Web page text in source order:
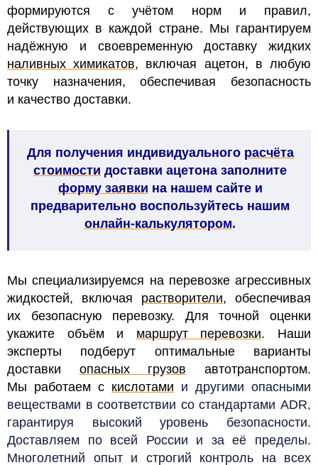
формируются с учётом норм и правил,
действующих в каждой стране. Мы гарантируем
надёжную и своевременную доставку жидких
наливных химикатов, включая ацетон, в любую
точку назначения, обеспечивая безопасность
и качество доставки.
Для получения индивидуального расчёта
стоимости доставки ацетона заполните
форму заявки на нашем сайте и
предварительно воспользуйтесь нашим
онлайн-калькулятором.
Мы специализируемся на перевозке агрессивных
жидкостей, включая растворители, обеспечивая
их безопасную перевозку. Для точной оценки
укажите объём и маршрут перевозки. Наши
эксперты подберут оптимальные варианты
доставки опасных грузов автотранспортом.
Мы работаем с кислотами и другими опасными
веществами в соответствии со стандартами ADR,
гарантируя высокий уровень безопасности.
Доставляем по всей России и за её пределы.
Многолетний опыт и строгий контроль на всех